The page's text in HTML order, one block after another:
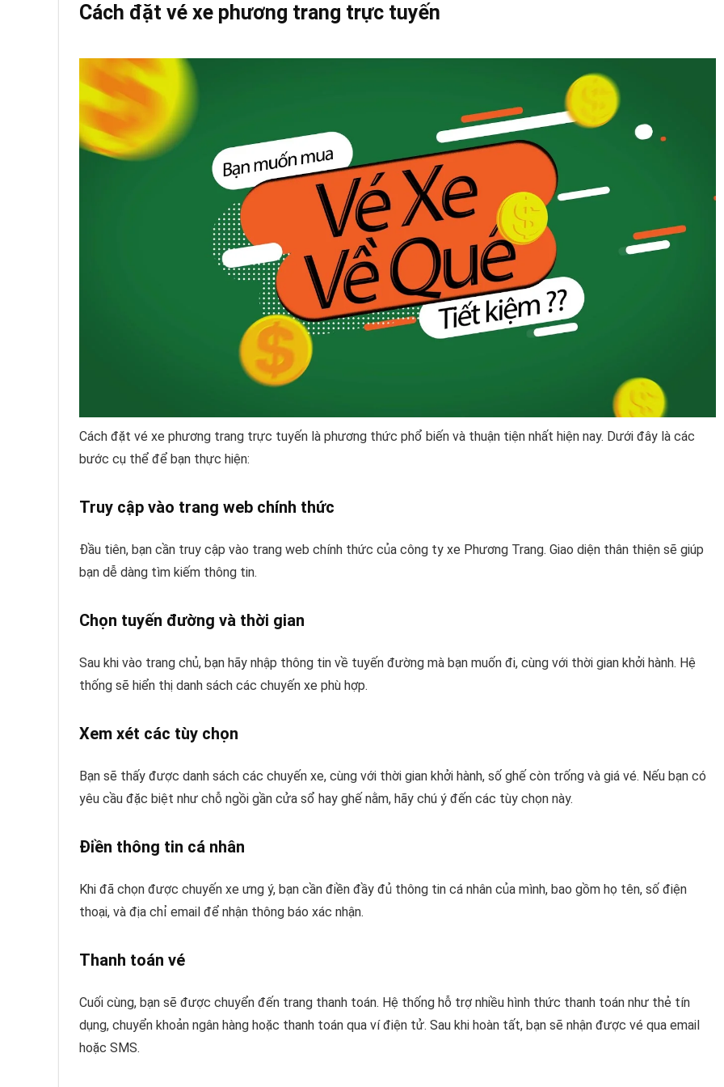
Cách đặt vé xe phương trang trực tuyến
Cách đặt vé xe phương trang trực tuyến là phương thức phổ biến và thuận tiện nhất hiện nay. Dưới đây là các
bước cụ thể để bạn thực hiện:
Truy cập vào trang web chính thức
Đầu tiên, bạn cần truy cập vào trang web chính thức của công ty xe Phương Trang. Giao diện thân thiện sẽ giúp
bạn dễ dàng tìm kiếm thông tin.
Chọn tuyến đường và thời gian
Sau khi vào trang chủ, bạn hãy nhập thông tin về tuyến đường mà bạn muốn đi, cùng với thời gian khởi hành. Hệ
thống sẽ hiển thị danh sách các chuyến xe phù hợp.
Xem xét các tùy chọn
Bạn sẽ thấy được danh sách các chuyến xe, cùng với thời gian khởi hành, số ghế còn trống và giá vé. Nếu bạn có
yêu cầu đặc biệt như chỗ ngồi gần cửa sổ hay ghế nằm, hãy chú ý đến các tùy chọn này.
Điền thông tin cá nhân
Khi đã chọn được chuyến xe ưng ý, bạn cần điền đầy đủ thông tin cá nhân của mình, bao gồm họ tên, số điện
thoại, và địa chỉ email để nhận thông báo xác nhận.
Thanh toán vé
Cuối cùng, bạn sẽ được chuyển đến trang thanh toán. Hệ thống hỗ trợ nhiều hình thức thanh toán như thẻ tín
dụng, chuyển khoản ngân hàng hoặc thanh toán qua ví điện tử. Sau khi hoàn tất, bạn sẽ nhận được vé qua email
hoặc SMS.